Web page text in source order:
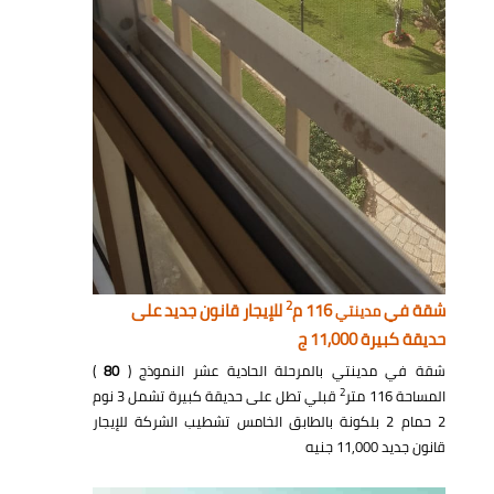
شقة فيمدينتي116 م 2للإيجار قانون جديد على
حديقة كبيرة 11,000 ج
شقة في مدينتي بالمرحلة الحادية عشر النموذج (80
)
المساحة 116 متر
2
قبلي تطل على حديقة كبيرة تشمل 3 نوم
2 حمام 2 بلكونة بالطابق الخامس تشطيب الشركة للإيجار
قانون جديد 11,000 جنيه